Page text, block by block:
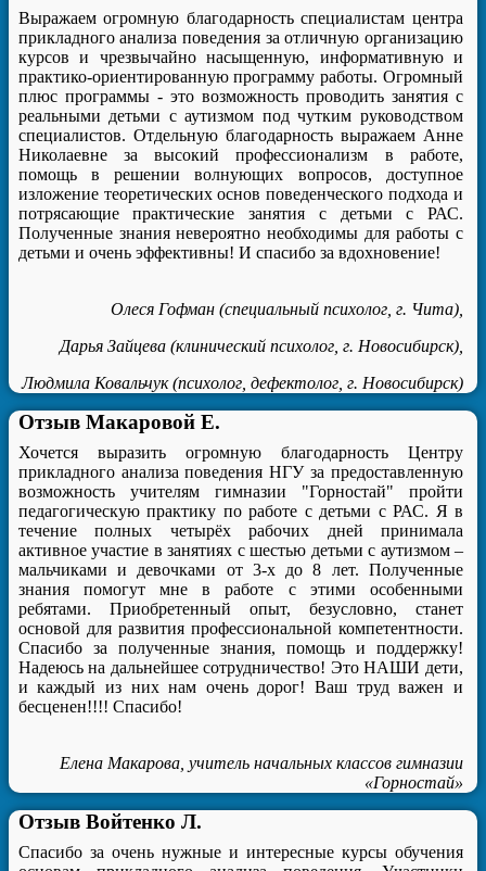
Выражаем огромную благодарность специалистам центра
прикладного анализа поведения за отличную организацию
курсов и чрезвычайно насыщенную, информативную и
практико-ориентированную программу работы. Огромный
плюс программы - это возможность проводить занятия с
реальными детьми с аутизмом под чутким руководством
специалистов. Отдельную благодарность выражаем Анне
Николаевне за высокий профессионализм в работе,
помощь в решении волнующих вопросов, доступное
изложение теоретических основ поведенческого подхода и
потрясающие практические занятия с детьми с РАС.
Полученные знания невероятно необходимы для работы с
детьми и очень эффективны! И спасибо за вдохновение!
Олеся Гофман (специальный психолог, г. Чита),
Дарья Зайцева (клинический психолог, г. Новосибирск),
Людмила Ковальчук (психолог, дефектолог, г. Новосибирск)
Отзыв Макаровой Е.
Хочется выразить огромную благодарность Центру
прикладного анализа поведения НГУ за предоставленную
возможность учителям гимназии "Горностай" пройти
педагогическую практику по работе с детьми с РАС. Я в
течение полных четырёх рабочих дней принимала
активное участие в занятиях с шестью детьми с аутизмом –
мальчиками и девочками от 3-х до 8 лет. Полученные
знания помогут мне в работе с этими особенными
ребятами. Приобретенный опыт, безусловно, станет
основой для развития профессиональной компетентности.
Спасибо за полученные знания, помощь и поддержку!
Надеюсь на дальнейшее сотрудничество! Это НАШИ дети,
и каждый из них нам очень дорог! Ваш труд важен и
бесценен!!!! Спасибо!
Елена Макарова, учитель начальных классов гимназии
«Горностай»
Отзыв Войтенко Л.
Спасибо за очень нужные и интересные курсы обучения